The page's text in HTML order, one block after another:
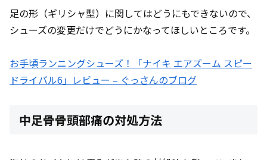
足の形（ギリシャ型）に関してはどうにもできないので、
シューズの変更だけでどうにかなってほしいところです。
お手頃ランニングシューズ！「ナイキ エアズーム スピー
ドライバル6」レビュー – ぐっさんのブログ
中足骨骨頭部痛の対処方法